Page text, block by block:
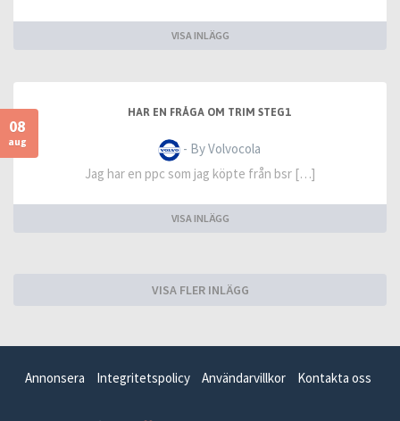
VISA INLÄGG
08
aug
HAR EN FRÅGA OM TRIM STEG1
- By Volvocola
Jag har en ppc som jag köpte från bsr […]
VISA INLÄGG
VISA FLER INLÄGG
Annonsera Integritetspolicy Användarvillkor Kontakta oss